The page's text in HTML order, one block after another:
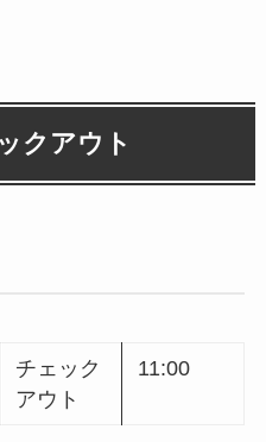
クアウト
チェック
アウト
11:00